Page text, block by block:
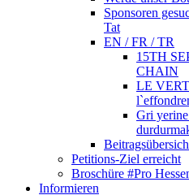
Sponsoren
Tat
EN / FR / TR
15TH
CHAIN
LE
Gri
Petitions-Ziel erreicht
Broschüre #Pro
Informieren